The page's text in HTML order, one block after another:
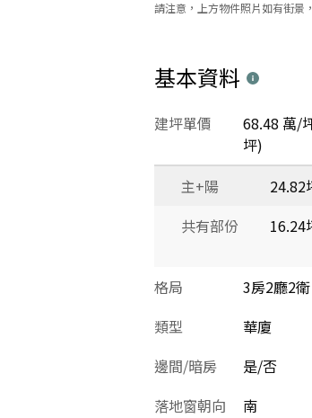
請注意，上方物件照片如有街景
基本資料
建坪單價
68.48 萬/
坪)
主+陽 24.82
共有部份
16.24
格局 3房2廳2衛
類型
華廈
邊間/暗房 是/否
落地窗朝向
南